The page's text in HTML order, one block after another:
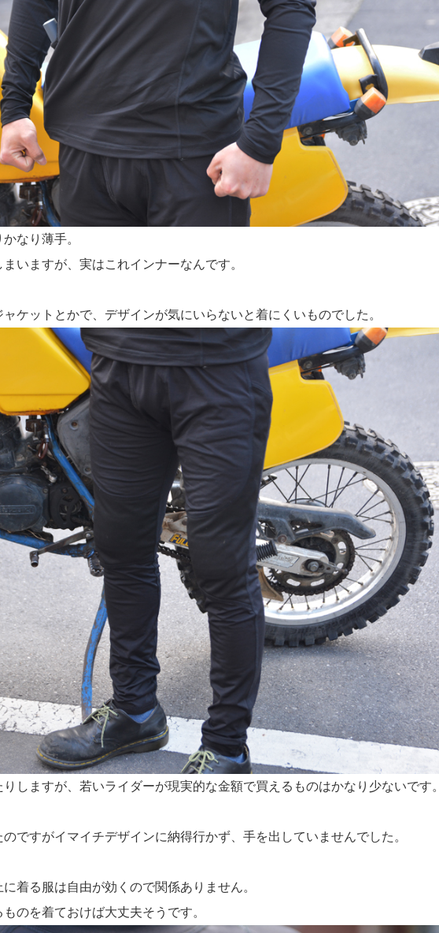
なり薄手。
いますが、実はこれインナーなんです。
ケットとかで、デザインが気にいらないと着にくいものでした。
しますが、若いライダーが現実的な金額で買えるものはかなり少ないです。
ですがイマイチデザインに納得行かず、手を出していませんでした。
着る服は自由が効くので関係ありません。
のを着ておけば大丈夫そうです。